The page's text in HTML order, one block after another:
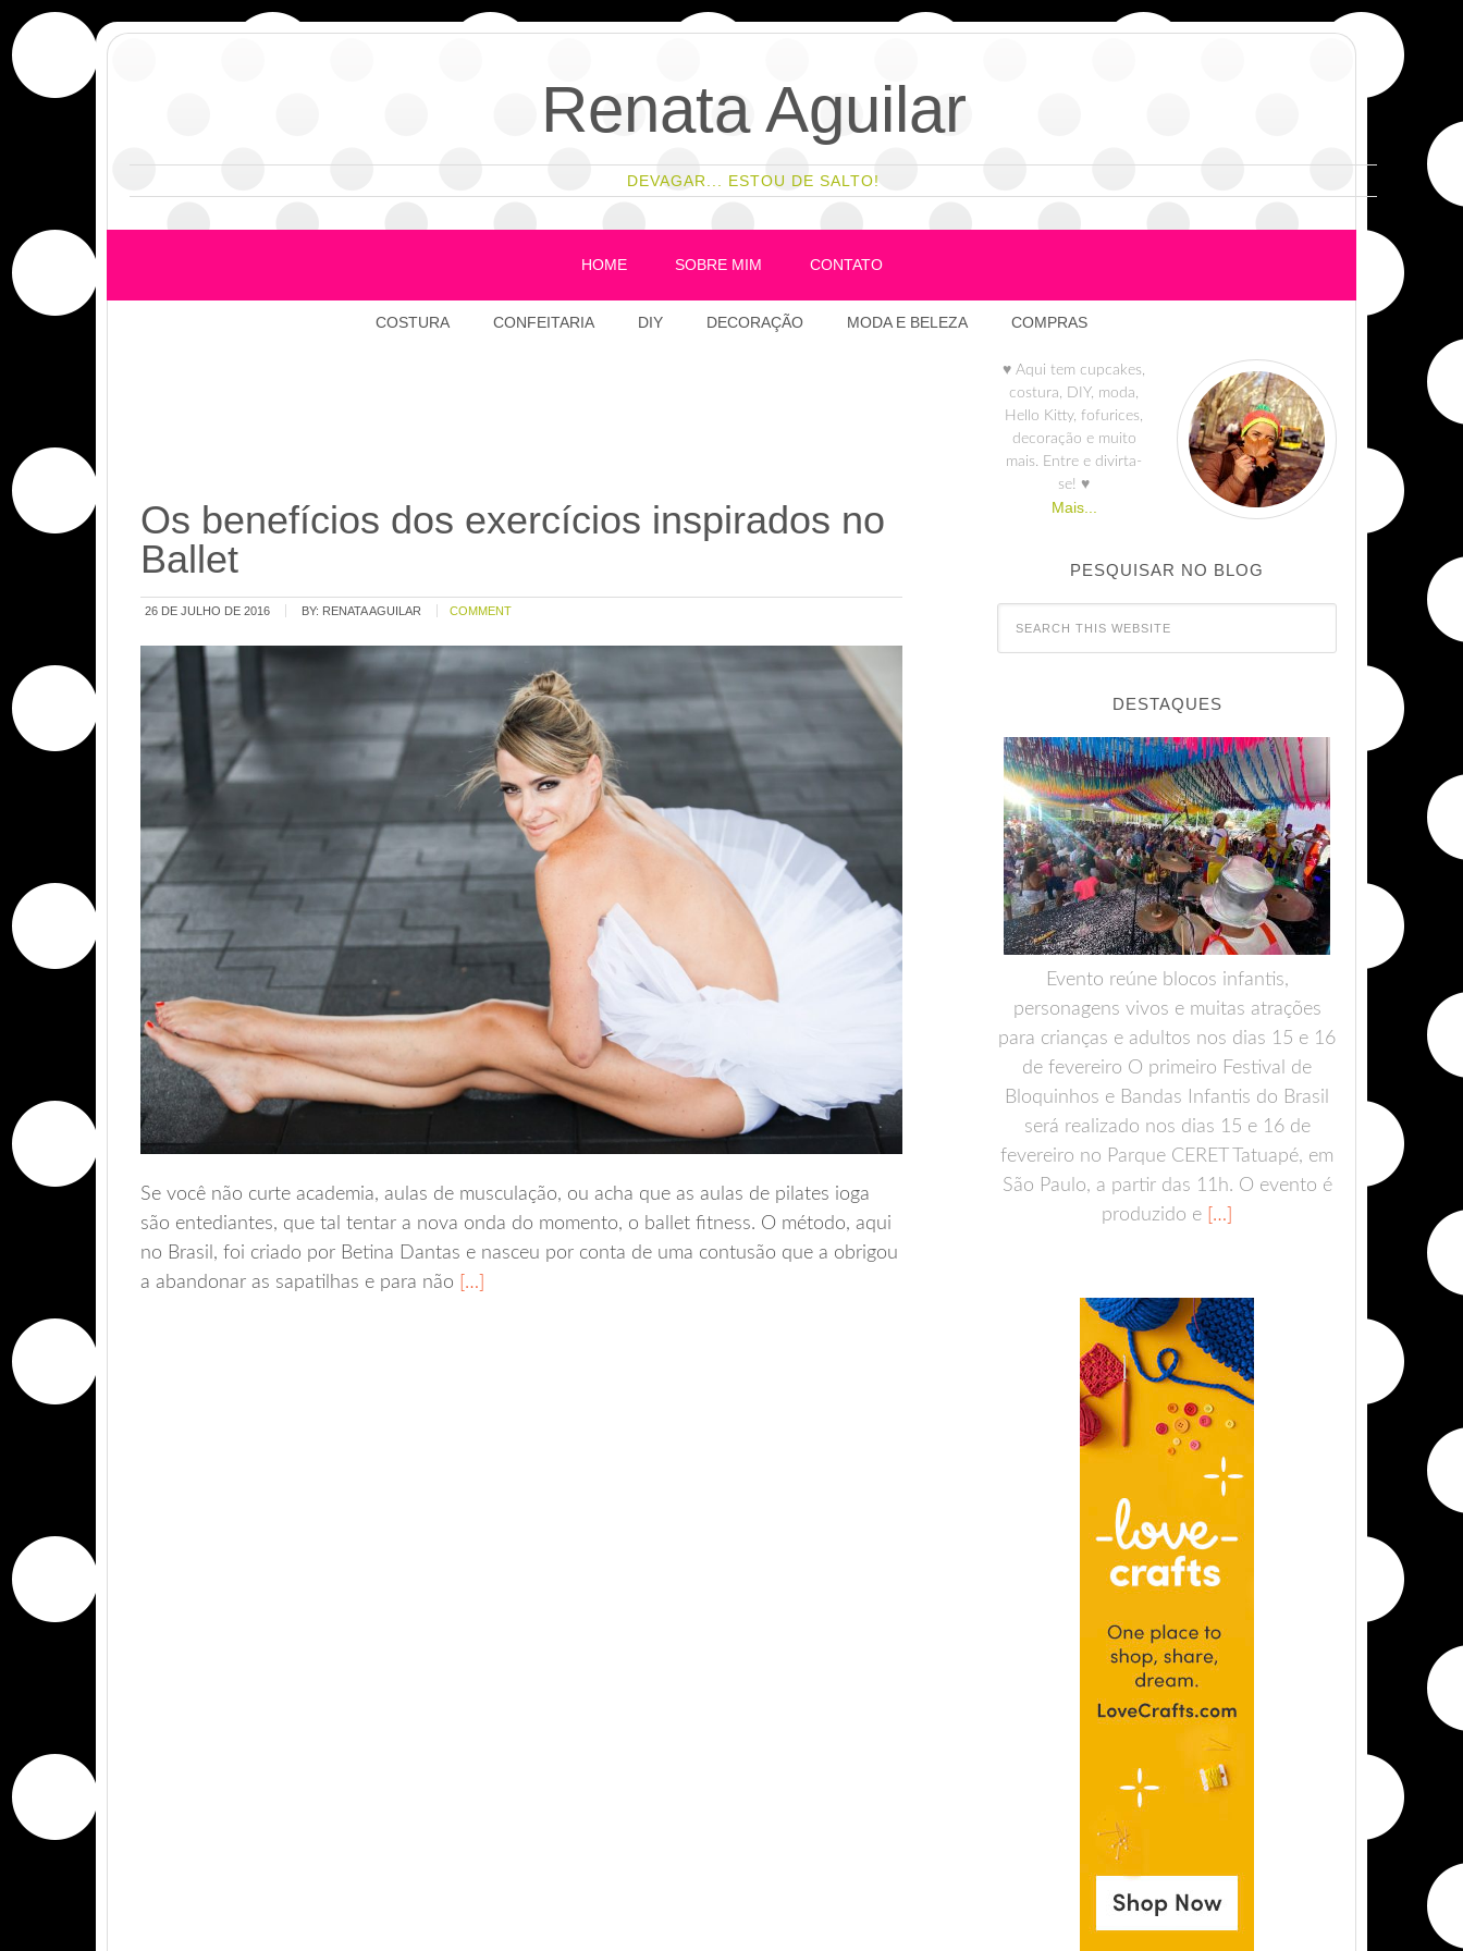
Renata Aguilar
DEVAGAR... ESTOU DE SALTO!
HOME SOBRE MIM CONTATO
COSTURA CONFEITARIA DIY DECORAÇÃO MODA E BELEZA COMPRAS
Os benefícios dos exercícios inspirados no
Ballet
26 DE JULHO DE 2016 BY: RENATA AGUILAR COMMENT
Se você não curte academia, aulas de musculação, ou acha que as aulas de pilates ioga
são entediantes, que tal tentar a nova onda do momento, o ballet fitness. O método, aqui
no Brasil, foi criado por Betina Dantas e nasceu por conta de uma contusão que a obrigou
a abandonar as sapatilhas e para não […]
♥ Aqui tem cupcakes,
costura, DIY, moda,
Hello Kitty, fofurices,
decoração e muito
mais. Entre e divirta-
se! ♥
Mais...
PESQUISAR NO BLOG
DESTAQUES
Evento reúne blocos infantis,
personagens vivos e muitas atrações
para crianças e adultos nos dias 15 e 16
de fevereiro O primeiro Festival de
Bloquinhos e Bandas Infantis do Brasil
será realizado nos dias 15 e 16 de
fevereiro no Parque CERET Tatuapé, em
São Paulo, a partir das 11h. O evento é
produzido e […]